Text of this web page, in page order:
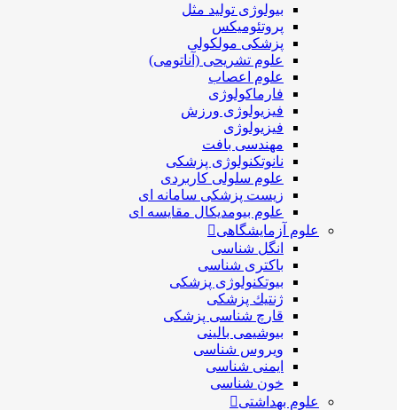
بیولوژی تولید مثل
پروتئومیکس
پزشکی مولکولی
علوم تشریحی (آناتومی)
علوم اعصاب
فارماکولوژی
فیزیولوژی ورزش
فیزیولوژی
مهندسی بافت
نانوتکنولوژی پزشکی
علوم سلولی کاربردی
زیست پزشکی سامانه ای
علوم بیومدیکال مقایسه ای
علوم آزمایشگاهی
انگل شناسی
باکتری شناسی
بیوتکنولوژی پزشکی
ژنتيك پزشکی
قارچ شناسی پزشكی
بیوشیمی بالینی
ویروس شناسی
ایمنی شناسی
خون شناسی
علوم بهداشتی